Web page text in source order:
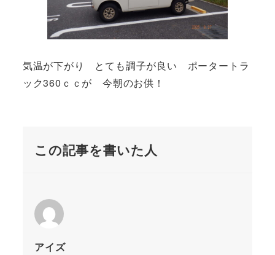
気温が下がり とても調子が良い ポータートラ
ック360ｃｃが 今朝のお供！
この記事を書いた人
アイズ